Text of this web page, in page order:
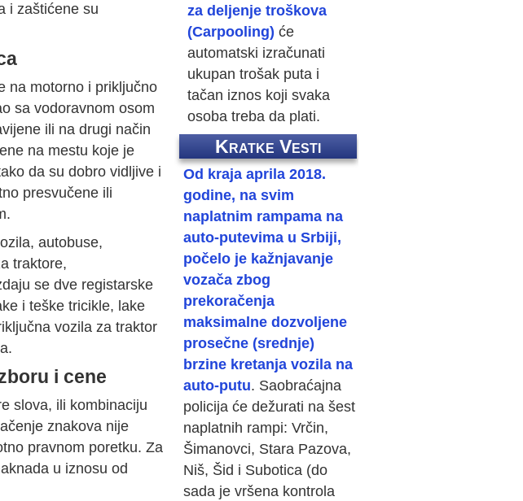
i zaštićene su
na motorno i priključno
sa vodoravnom osom
ili na drugi način
na mestu koje je
da su dobro vidljive i
presvučene ili
autobuse,
traktore,
se dve registarske
i teške tricikle, lake
vozila za traktor
i cene
slova, ili kombinaciju
znakova nije
pravnom poretku. Za
u iznosu od
za deljenje troškova
(Carpooling) će
automatski izračunati
ukupan trošak puta i
tačan iznos koji svaka
osoba treba da plati.
Kratke Vesti
Od kraja aprila 2018.
godine, na svim
naplatnim rampama na
auto-putevima u Srbiji,
počelo je kažnjavanje
vozača zbog
prekoračenja
maksimalne dozvoljene
prosečne (srednje)
brzine kretanja vozila na
auto-putu. Saobraćajna
policija će dežurati na šest
naplatnih rampi: Vrčin,
Šimanovci, Stara Pazova,
Niš, Šid i Subotica (do
sada je vršena kontrola